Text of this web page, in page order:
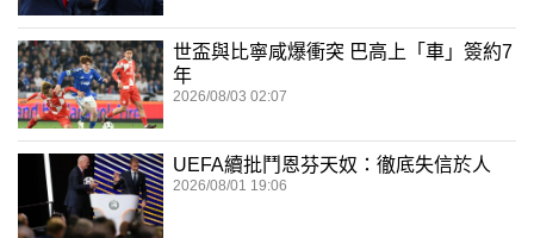
世盃與比寧咸爆衝突 巴高上「車」簽約7
年
2026/08/03 02:07
UEFA續批鬥恩芬天奴：徹底失信於人
2026/08/01 19:06